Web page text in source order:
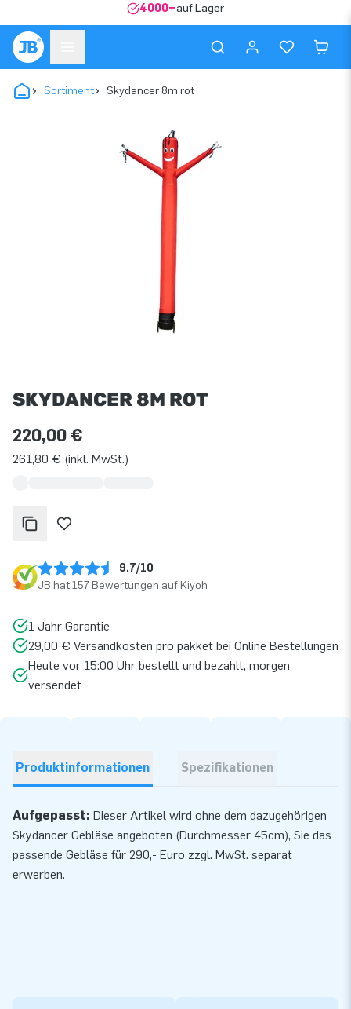
4000+auf Lager
Sortiment Skydancer 8m rot
SKYDANCER 8M ROT
220,00 €
261,80 € (inkl. MwSt.)
9.7/10
JB hat 157 Bewertungen auf Kiyoh
1 Jahr Garantie
29,00 € Versandkosten pro pakket bei Online Bestellungen
Heute vor 15:00 Uhr bestellt und bezahlt, morgen
versendet
Produktinformationen Spezifikationen
Aufgepasst: Dieser Artikel wird ohne dem dazugehörigen
Skydancer Gebläse angeboten (Durchmesser 45cm), Sie das
passende Gebläse für 290,- Euro zzgl. MwSt. separat
erwerben.